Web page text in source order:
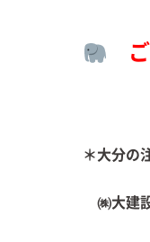
ご
＊大分の
㈱大